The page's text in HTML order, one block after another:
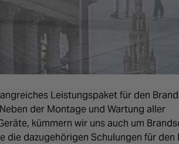
Leistungspaket für den
der Montage und Wartung aller
kümmern wir uns auch um
die dazugehörigen Schulungen für den